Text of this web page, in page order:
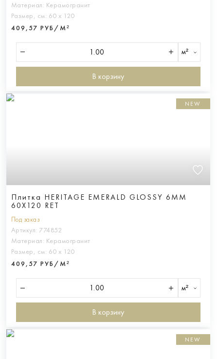
Материал: Керамогранит
Размер, см: 60 х 120
409,57 РУБ/М²
м²
В корзину
NEW
Плитка HERITAGE EMERALD GLOSSY 6MM
60X120 RET
Под заказ
Артикул: 774852
Материал: Керамогранит
Размер, см: 60 х 120
409,57 РУБ/М²
м²
В корзину
NEW